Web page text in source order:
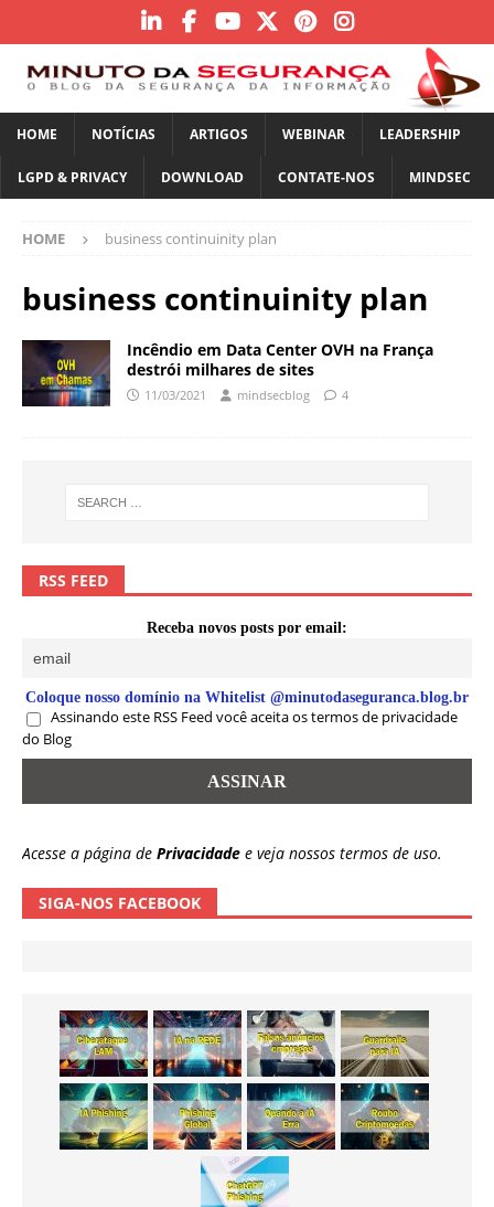
HOME NOTÍCIAS ARTIGOS WEBINAR LEADERSHIP
LGPD & PRIVACY DOWNLOAD CONTATE-NOS MINDSEC
HOME business continuinity plan
business continuinity plan
Incêndio em Data Center OVH na França
destrói milhares de sites
11/03/2021 mindsecblog 4
RSS FEED
Receba novos posts por email:
Coloque nosso domínio na Whitelist @minutodaseguranca.blog.br
Assinando este RSS Feed você aceita os termos de privacidade
do Blog
Acesse a página de Privacidade e veja nossos termos de uso.
SIGA-NOS FACEBOOK